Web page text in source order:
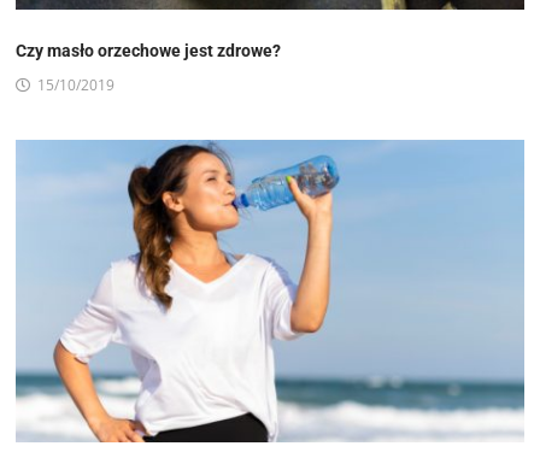
Czy masło orzechowe jest zdrowe?
15/10/2019